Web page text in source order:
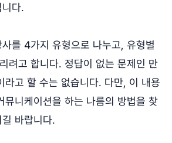
다.
를 4가지 유형으로 나누고, 유형별
려고 합니다. 정답이 없는 문제인 만
라고 할 수는 없습니다. 다만, 이 내용
뮤니케이션을 하는 나름의 방법을 찾
바랍니다.